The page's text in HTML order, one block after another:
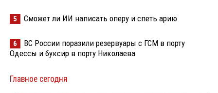
5 Сможет ли ИИ написать оперу и спеть арию
6
ВС России поразили резервуары с ГСМ в порту
Одессы и буксир в порту Николаева
Главное сегодня